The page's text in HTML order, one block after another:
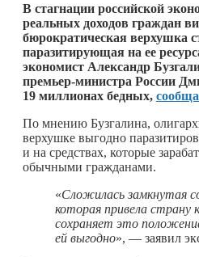
В стагнации российской
реальных доходов граждан
бюрократическая верхушка
паразитирующая на ее
экономист Александр
премьер-министра России
19 миллионах бедных,
По мнению Бузгалина,
верхушке выгодно
и на средствах, которые
обычными гражданами.
«Сложилась замкнутая
которая привела страну
сохраняет это
ей выгодно», — заявил